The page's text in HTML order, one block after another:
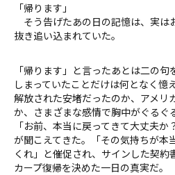
「帰ります」
そう告げたあの日の記憶は、実は
抜き追い込まれていた。
「帰ります」と言ったあとは二の
しまっていたことだけは何となく憶
解放された安堵だったのか、アメリ
か、さまざまな感情で胸中がぐるぐ
「お前、本当に戻ってきて大丈夫
が聞こえてきた。「その気持ちが本
くれ」と催促され、サインした契
カープ復帰を決めた一日の真実だ。